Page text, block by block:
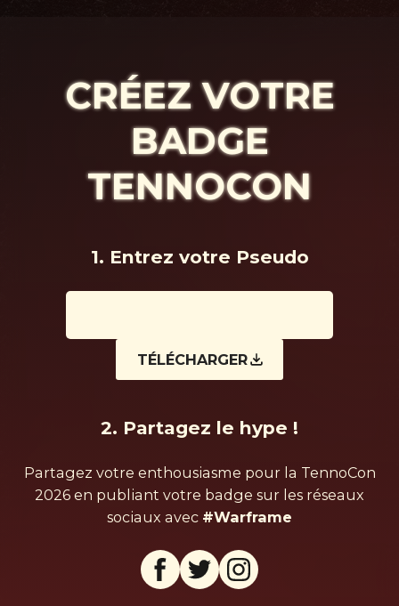
CRÉEZ VOTRE
BADGE
TENNOCON
1. Entrez votre Pseudo
TÉLÉCHARGER
2. Partagez le hype !
Partagez votre enthousiasme pour la TennoCon
2026 en publiant votre badge sur les réseaux
sociaux avec #Warframe